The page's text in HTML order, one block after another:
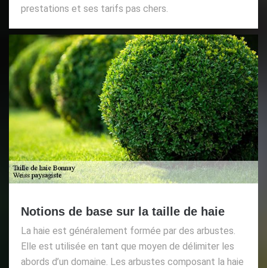
prestations et ses tarifs pas chers.
Notions de base sur la taille de haie
La haie est généralement formée par des arbustes.
Elle est utilisée en tant que moyen de délimiter les
abords d’un domaine. Les arbustes composant la haie